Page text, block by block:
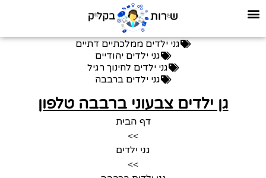
גני ילדים ממלכתיים דתיים
גני ילדים יהודיים
גני ילדים לחינוך רגיל
גני ילדים ברבבה
גן ילדים צבעוני ברבבה טלפון
דף הבית
>>
גני ילדים
>>